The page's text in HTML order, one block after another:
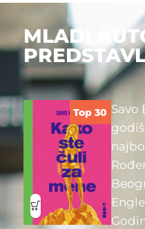
MLADI
Top 30 Savo